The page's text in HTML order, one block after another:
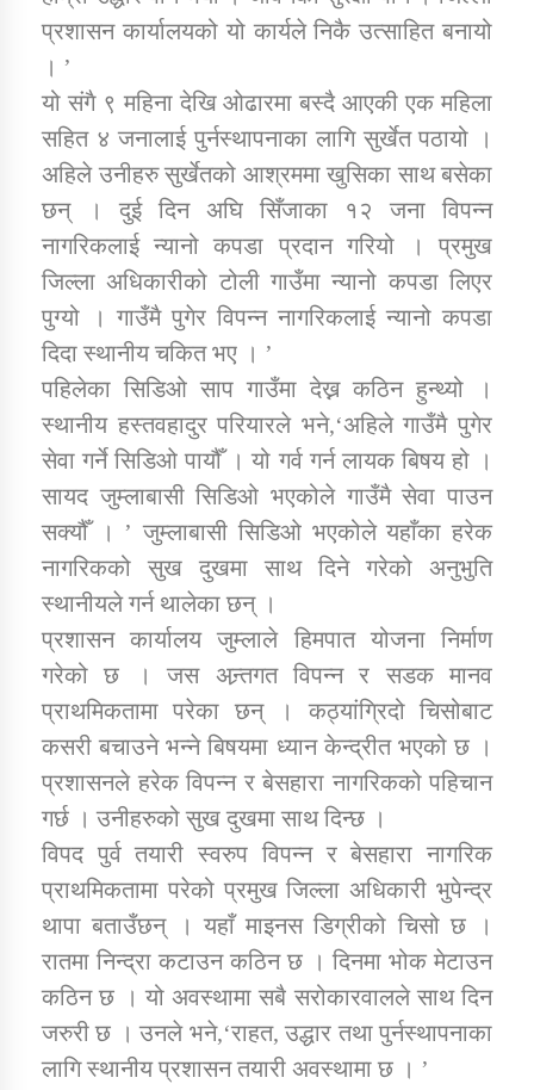
कर्णाली प्राविधि शिक्षालय जुम्लाको सुचना
तातोपानी गाउँपालिकाको न्यायिक समिति सम्बन्धी सन्देश
तातोपानी गाउँपालिका जुम्लाको महिला तथा लैङ्गिक हिंसा
सम्बन्धी सूचना सन्देश
तातोपानी गाउँपालिका जुम्लाको महिनावारी सम्बन्धिकाे
सन्देश
तातोपानी गाउँपालिका जुम्लाको बालविवाह सन्देश
तातोपानी गाउँपालिका जुम्लाको सूचना
तातोपानी गाउँपालिका जुम्लाको सूचना
प्रशासन कार्यालयको यो कार्यले निकै उत्साहित बनायो
। ’
यो संगै ९ महिना देखि ओढारमा बस्दै आएकी एक महिला
सहित ४ जनालाई पुर्नस्थापनाका लागि सुर्खेत पठायो ।
अहिले उनीहरु सुर्खेतको आश्रममा खुसिका साथ बसेका
छन् । दुई दिन अघि सिँजाका १२ जना विपन्न
नागरिकलाई न्यानो कपडा प्रदान गरियो । प्रमुख
जिल्ला अधिकारीको टोली गाउँमा न्यानो कपडा लिएर
पुग्यो । गाउँमै पुगेर विपन्न नागरिकलाई न्यानो कपडा
दिदा स्थानीय चकित भए । ’
पहिलेका सिडिओ साप गाउँमा देख्न कठिन हुन्थ्यो ।
स्थानीय हस्तवहादुर परियारले भने,‘अहिले गाउँमै पुगेर
सेवा गर्ने सिडिओ पायौँ । यो गर्व गर्न लायक बिषय हो ।
सायद जुम्लाबासी सिडिओ भएकोले गाउँमै सेवा पाउन
सक्यौँ । ’ जुम्लाबासी सिडिओ भएकोले यहाँका हरेक
नागरिकको सुख दुखमा साथ दिने गरेको अनुभुति
स्थानीयले गर्न थालेका छन् ।
प्रशासन कार्यालय जुम्लाले हिमपात योजना निर्माण
गरेको छ । जस अन्र्तगत विपन्न र सडक मानव
प्राथमिकतामा परेका छन् । कठ्यांग्रिदो चिसोबाट
कसरी बचाउने भन्ने बिषयमा ध्यान केन्द्रीत भएको छ ।
प्रशासनले हरेक विपन्न र बेसहारा नागरिकको पहिचान
गर्छ । उनीहरुको सुख दुखमा साथ दिन्छ ।
विपद पुर्व तयारी स्वरुप विपन्न र बेसहारा नागरिक
प्राथमिकतामा परेको प्रमुख जिल्ला अधिकारी भुपेन्द्र
थापा बताउँछन् । यहाँ माइनस डिग्रीको चिसो छ ।
रातमा निन्द्रा कटाउन कठिन छ । दिनमा भोक मेटाउन
कठिन छ । यो अवस्थामा सबै सरोकारवालले साथ दिन
जरुरी छ । उनले भने,‘राहत, उद्धार तथा पुर्नस्थापनाका
लागि स्थानीय प्रशासन तयारी अवस्थामा छ । ’